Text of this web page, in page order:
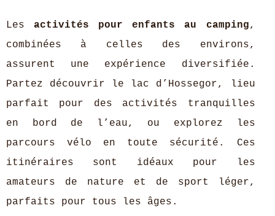
Lesactivités pour enfants au camping,
combinées à celles des environs,
assurent une expérience diversifiée.
Partez découvrir le lac d’Hossegor, lieu
parfait pour des activités tranquilles
en bord de l’eau, ou explorez les
parcours vélo en toute sécurité. Ces
itinéraires sont idéaux pour les
amateurs de nature et de sport léger,
parfaits pour tous les âges.